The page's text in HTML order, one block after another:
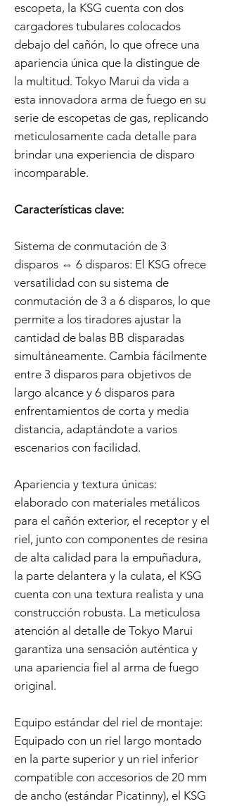
escopeta, la KSG cuenta con dos
cargadores tubulares colocados
debajo del cañón, lo que ofrece una
apariencia única que la distingue de
la multitud. Tokyo Marui da vida a
esta innovadora arma de fuego en su
serie de escopetas de gas, replicando
meticulosamente cada detalle para
brindar una experiencia de disparo
incomparable.
Características clave:
Sistema de conmutación de 3
disparos ⇔ 6 disparos: El KSG ofrece
versatilidad con su sistema de
conmutación de 3 a 6 disparos, lo que
permite a los tiradores ajustar la
cantidad de balas BB disparadas
simultáneamente. Cambia fácilmente
entre 3 disparos para objetivos de
largo alcance y 6 disparos para
enfrentamientos de corta y media
distancia, adaptándote a varios
escenarios con facilidad.
Apariencia y textura únicas:
elaborado con materiales metálicos
para el cañón exterior, el receptor y el
riel, junto con componentes de resina
de alta calidad para la empuñadura,
la parte delantera y la culata, el KSG
cuenta con una textura realista y una
construcción robusta. La meticulosa
atención al detalle de Tokyo Marui
garantiza una sensación auténtica y
una apariencia fiel al arma de fuego
original.
Equipo estándar del riel de montaje:
Equipado con un riel largo montado
en la parte superior y un riel inferior
compatible con accesorios de 20 mm
de ancho (estándar Picatinny), el KSG